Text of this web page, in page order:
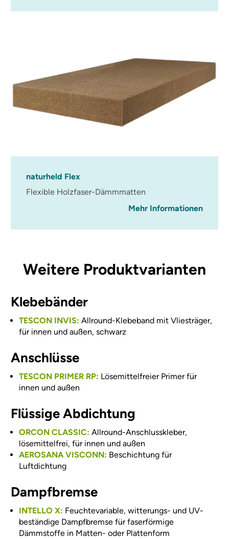
naturheld Flex
Flexible Holzfaser-Dämmmatten
Mehr Informationen
Weitere Produktvarianten
Klebebänder
TESCON INVIS: Allround-Klebeband mit Vliesträger,
für innen und außen, schwarz
Anschlüsse
TESCON PRIMER RP: Lösemittelfreier Primer für
innen und außen
Flüssige Abdichtung
ORCON CLASSIC: Allround-Anschlusskleber,
lösemittelfrei, für innen und außen
AEROSANA VISCONN: Beschichtung für
Luftdichtung
Dampfbremse
INTELLO X: Feuchtevariable, witterungs- und UV-
beständige Dampfbremse für faserförmige
Dämmstoffe in Matten- oder Plattenform